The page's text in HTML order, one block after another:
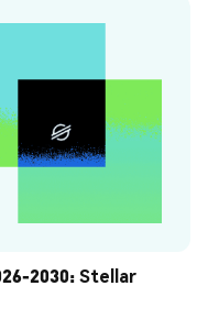
2030: Stellar